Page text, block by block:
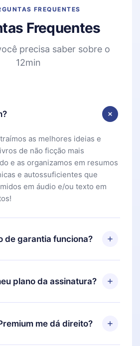
FREQUENTES
Frequentes
precisa saber sobre o
12min
as melhores ideias e
de não ficção mais
e as organizamos em resumos
e autossuficientes que
em áudio e/ou texto em
de garantia funciona?
aplicativo e começar a
Se por algum motivo
nossa plataforma, basta
do valor. Você receberá
plano da assinatura?
só se aplicará a partir do
cobrança. Por exemplo, se
sua assinatura mensal para
me dá direito?